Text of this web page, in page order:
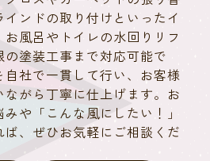
ンドの取り付けといったイ
風呂やトイレの水回りリフ
の塗装工事まで対応可能で
社で一貫して行い、お客様
がら丁寧に仕上げます。お
や「こんな風にしたい！」
ば、ぜひお気軽にご相談くだ